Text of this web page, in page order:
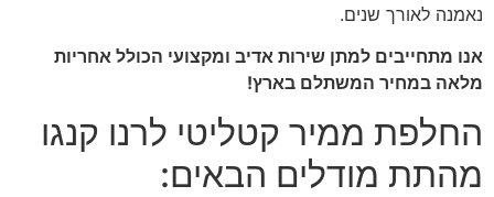
נאמנה לאורך שנים.
אנו מתחייבים למתן שירות אדיב ומקצועי הכולל אחריות
מלאה במחיר המשתלם בארץ!
החלפת ממיר קטליטי לרנו קנגו
מהתת מודלים הבאים: